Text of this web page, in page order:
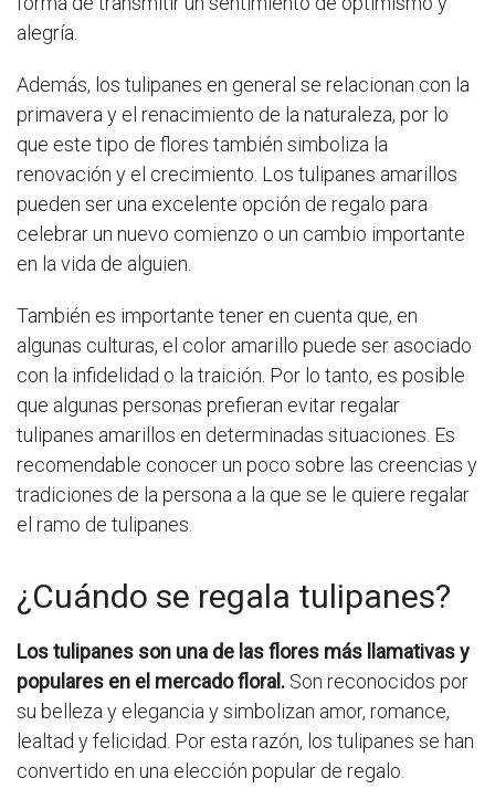
alegría.
Además, los tulipanes en general se relacionan con la
primavera y el renacimiento de la naturaleza, por lo
que este tipo de flores también simboliza la
renovación y el crecimiento. Los tulipanes amarillos
pueden ser una excelente opción de regalo para
celebrar un nuevo comienzo o un cambio importante
en la vida de alguien.
También es importante tener en cuenta que, en
algunas culturas, el color amarillo puede ser asociado
con la infidelidad o la traición. Por lo tanto, es posible
que algunas personas prefieran evitar regalar
tulipanes amarillos en determinadas situaciones. Es
recomendable conocer un poco sobre las creencias y
tradiciones de la persona a la que se le quiere regalar
el ramo de tulipanes.
¿Cuándo se regala tulipanes?
Los tulipanes son una de las flores más llamativas y
populares en el mercado floral. Son reconocidos por
su belleza y elegancia y simbolizan amor, romance,
lealtad y felicidad. Por esta razón, los tulipanes se han
convertido en una elección popular de regalo.